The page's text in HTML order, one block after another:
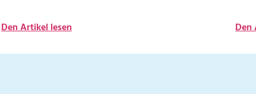
Den Artikel lesen Den